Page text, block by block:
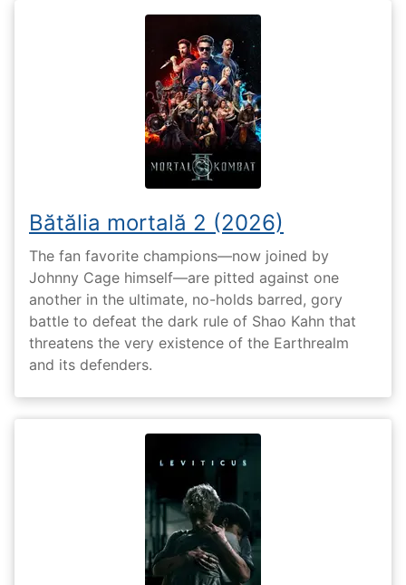
Bătălia mortală 2 (2026)
The fan favorite champions—now joined by
Johnny Cage himself—are pitted against one
another in the ultimate, no-holds barred, gory
battle to defeat the dark rule of Shao Kahn that
threatens the very existence of the Earthrealm
and its defenders.